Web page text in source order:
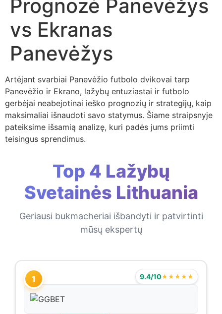
Prognozė Panevėžys
vs Ekranas
Panevėžys
Artėjant svarbiai Panevėžio futbolo dvikovai tarp
Panevėžio ir Ekrano, lažybų entuziastai ir futbolo
gerbėjai neabejotinai ieško prognozių ir strategijų, kaip
maksimaliai išnaudoti savo statymus. Šiame straipsnyje
pateiksime išsamią analizę, kuri padės jums priimti
teisingus sprendimus.
Top 4 Lažybų
Svetainės Lithuania
Geriausi bukmacheriai išbandyti ir patvirtinti
mūsų ekspertų
1 9.4/10★★★★★